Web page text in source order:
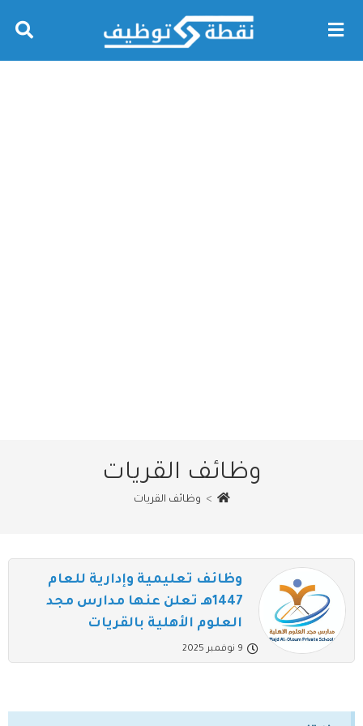
وظائف القريات
> وظائف القريات
وظائف تعليمية وإدارية للعام
1447هـ تعلن عنها مدارس مجد
العلوم الأهلية بالقريات
9 نوفمبر 2025